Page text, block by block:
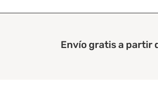
Envío gratis a partir